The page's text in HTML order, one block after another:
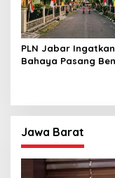
PLN Jabar Ingatkan
Bahaya Pasang
Jawa Barat